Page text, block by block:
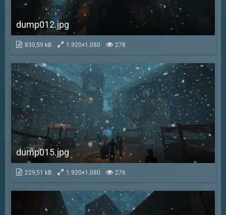
dump012.jpg
830,59 kB 1.920×1.080 278
dump015.jpg
229,51 kB 1.920×1.080 276